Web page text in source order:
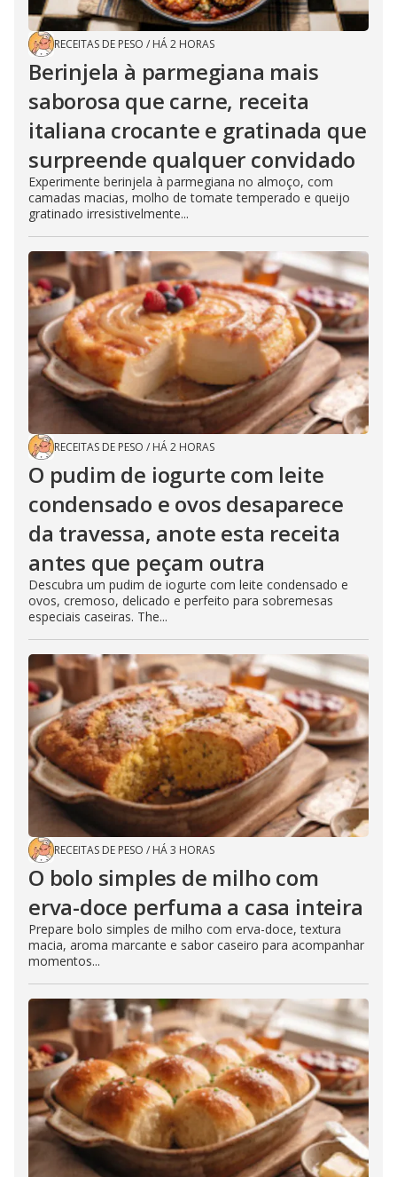
RECEITAS DE PESO / HÁ 2 HORAS
Berinjela à parmegiana mais
saborosa que carne, receita
italiana crocante e gratinada que
surpreende qualquer convidado
Experimente berinjela à parmegiana no almoço, com
camadas macias, molho de tomate temperado e queijo
gratinado irresistivelmente...
RECEITAS DE PESO / HÁ 2 HORAS
O pudim de iogurte com leite
condensado e ovos desaparece
da travessa, anote esta receita
antes que peçam outra
Descubra um pudim de iogurte com leite condensado e
ovos, cremoso, delicado e perfeito para sobremesas
especiais caseiras. The...
RECEITAS DE PESO / HÁ 3 HORAS
O bolo simples de milho com
erva-doce perfuma a casa inteira
Prepare bolo simples de milho com erva-doce, textura
macia, aroma marcante e sabor caseiro para acompanhar
momentos...